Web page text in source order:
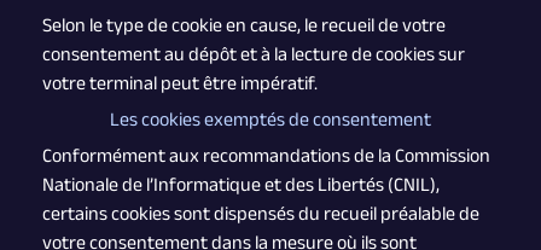
Selon le type de cookie en cause, le recueil de votre
consentement au dépôt et à la lecture de cookies sur
votre terminal peut être impératif.
Les cookies exemptés de consentement
Conformément aux recommandations de la Commission
Nationale de l’Informatique et des Libertés (CNIL),
certains cookies sont dispensés du recueil préalable de
votre consentement dans la mesure où ils sont